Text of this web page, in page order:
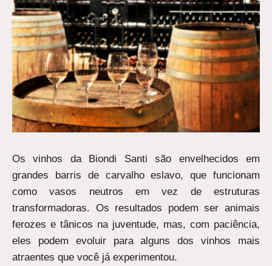
Os vinhos da Biondi Santi são envelhecidos em
grandes barris de carvalho eslavo, que funcionam
como vasos neutros em vez de estruturas
transformadoras. Os resultados podem ser animais
ferozes e tânicos na juventude, mas, com paciência,
eles podem evoluir para alguns dos vinhos mais
atraentes que você já experimentou.